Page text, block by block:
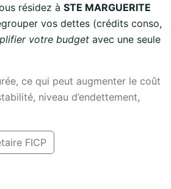
résidez à STE MARGUERITE
vos dettes (crédits conso,
votre budget avec une seule
ce qui peut augmenter le coût
niveau d’endettement,
FICP